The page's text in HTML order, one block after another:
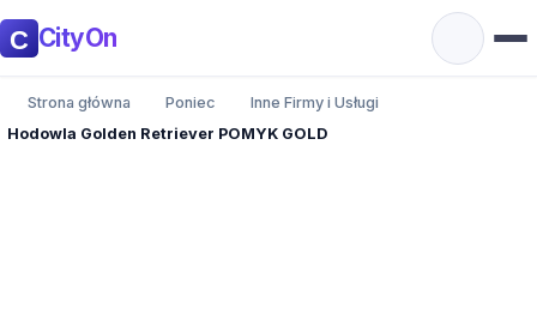
CityOn
Strona główna Poniec
Inne Firmy i Usługi
Hodowla Golden Retriever POMYK GOLD